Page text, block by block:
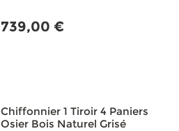
739,00 €
Chiffonnier 1 Tiroir 4 Paniers
Osier Bois Naturel Grisé